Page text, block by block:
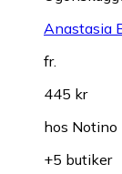
Anastasia
fr.
445 kr
hos Notino
+5 butiker